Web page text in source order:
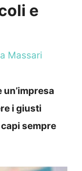
e
Massari
i giusti
sempre